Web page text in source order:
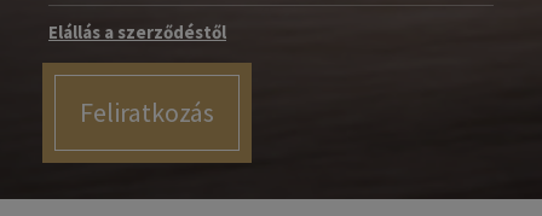
Elállás a szerződéstől
Feliratkozás